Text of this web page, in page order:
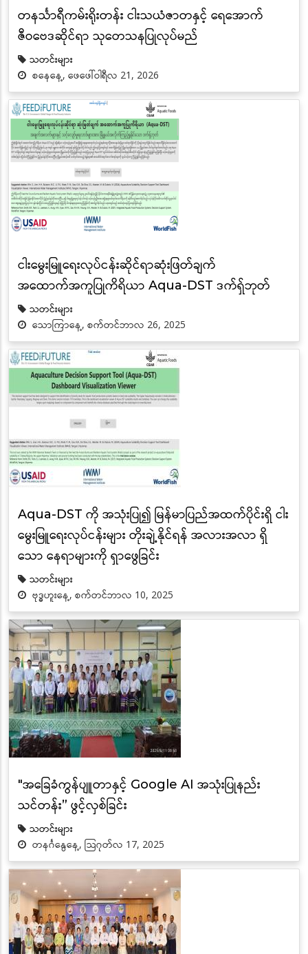
တနင်္သာရီကမ်းရိုးတန်း ငါးသယံဇာတနှင့် ရေအောက်
ဇီဝဗေဒဆိုင်ရာ သုတေသနပြုလုပ်မည်
သတင်းများ
စနေနေ့, ဖေဖေါ်ဝါရီလ 21, 2026
ငါးမွေးမြူရေးလုပ်ငန်းဆိုင်ရာဆုံးဖြတ်ချက်
အထောက်အကူပြုကိရိယာ Aqua-DST ဒက်ရှ်ဘုတ်
သတင်းများ
သောကြာနေ့, စက်တင်ဘာလ 26, 2025
Aqua-DST ကို အသုံးပြု၍ မြန်မာပြည်အထက်ပိုင်းရှိ ငါး
မွေးမြူရေးလုပ်ငန်းများ တိုးချဲ့နိုင်ရန် အလားအလာ ရှိ
သော နေရာများကို ရှာဖွေခြင်း
သတင်းများ
ဗုဒ္ဓဟူးနေ့, စက်တင်ဘာလ 10, 2025
"အခြေခံကွန်ပျူတာနှင့် Google AI အသုံးပြုနည်း
သင်တန်း” ဖွင့်လှစ်ခြင်း
သတင်းများ
တနင်္ဂနွေနေ့, သြဂုတ်လ 17, 2025